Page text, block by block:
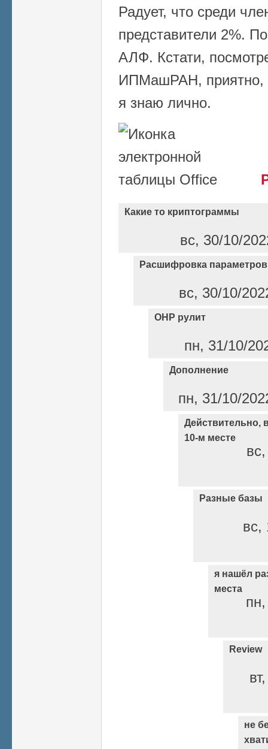
Радует, что среди
представители 2%.
АЛФ. Кстати,
ИПМашРАН, приятно,
я знаю лично.
Какие то криптограммы
вс, 30/10/
Расшифровка параметров
вс, 30/10/
ОНР рулит
пн, 31/10/
Дополнение
пн, 31/10/
Действительно,
10-м месте
Разные базы
вс,
я нашёл
места
Review
не